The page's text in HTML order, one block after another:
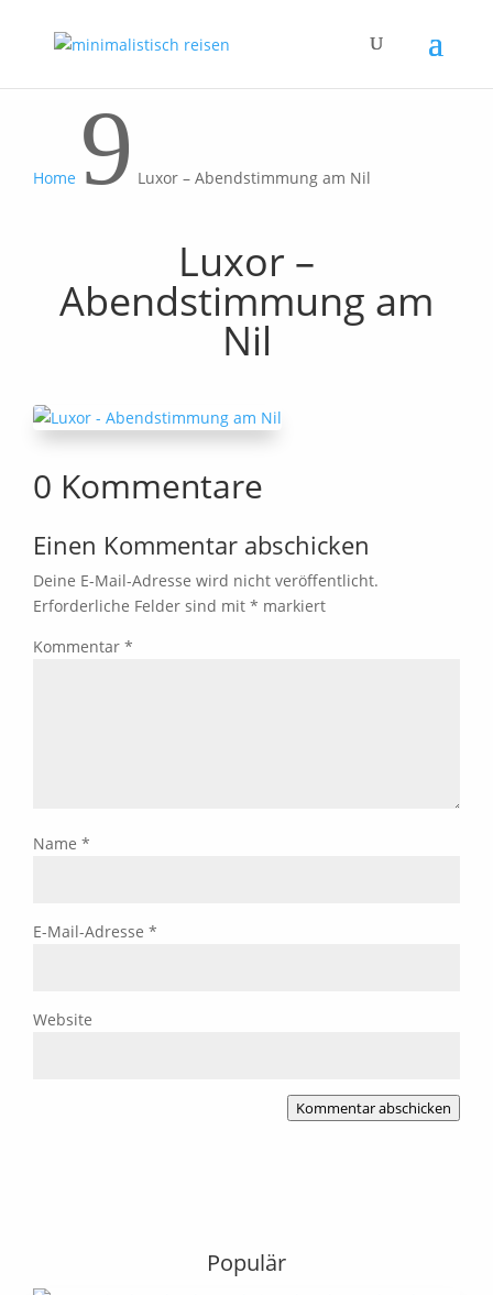
Home 9 Luxor – Abendstimmung am Nil
Luxor –
Abendstimmung am
Nil
0 Kommentare
Einen Kommentar abschicken
Deine E-Mail-Adresse wird nicht veröffentlicht.
Erforderliche Felder sind mit * markiert
Kommentar *
Name *
E-Mail-Adresse *
Website
Kommentar abschicken
Populär